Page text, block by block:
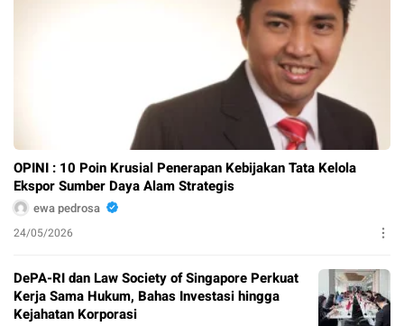
OPINI : 10 Poin Krusial Penerapan Kebijakan Tata Kelola
Ekspor Sumber Daya Alam Strategis
ewa pedrosa
24/05/2026
DePA-RI dan Law Society of Singapore Perkuat
Kerja Sama Hukum, Bahas Investasi hingga
Kejahatan Korporasi